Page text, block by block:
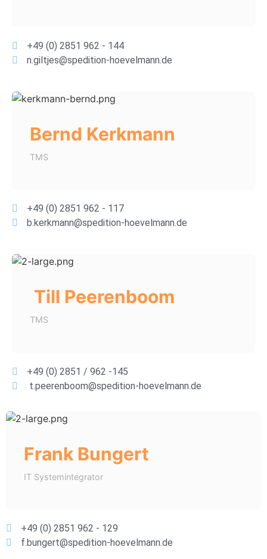
+49 (0) 2851 962 - 144
n.giltjes@spedition-hoevelmann.de
Bernd Kerkmann
TMS
+49 (0) 2851 962 - 117
b.kerkmann@spedition-hoevelmann.de
Till Peerenboom
TMS
+49 (0) 2851 / 962 -145
t.peerenboom@spedition-hoevelmann.de
Frank Bungert
IT Systemintegrator
+49 (0) 2851 962 - 129
f.bungert@spedition-hoevelmann.de